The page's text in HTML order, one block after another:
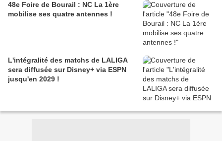
48e Foire de Bourail : NC La 1ère
mobilise ses quatre antennes !
L'intégralité des matchs de LALIGA
sera diffusée sur Disney+ via ESPN
jusqu'en 2029 !